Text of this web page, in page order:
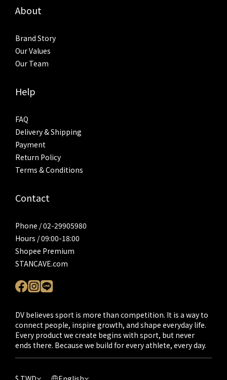
About
Brand Story
Our Values
Our Team
Help
FAQ
Delivery & Shipping
Payment
Return Policy
Terms & Conditions
Contact
Phone / 02-29905980
Hours / 09:00-18:00
Shopee Premium
STANCAVE.com
DV believes sport is more than competition. It is a way to
connect people, inspire growth, and shape everyday life.
Every product we create begins with sport, but never
ends there. Because we build for every athlete, every day.